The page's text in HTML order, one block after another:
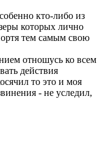
кто-либо из
которых лично
тем самым свою
отношусь ко всем
действия
то это и моя
- не уследил,